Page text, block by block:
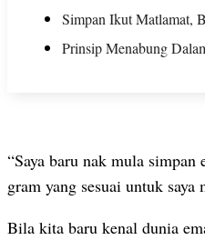
Simpan Ikut Matlamat,
Prinsip Menabung
“Saya baru nak mula simpan
gram yang sesuai untuk saya
Bila kita baru kenal dunia